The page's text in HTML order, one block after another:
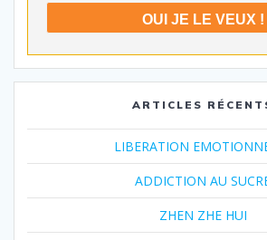
ARTICLES
LIBERATION
ADDICTION AU
ZHEN ZHE HUI